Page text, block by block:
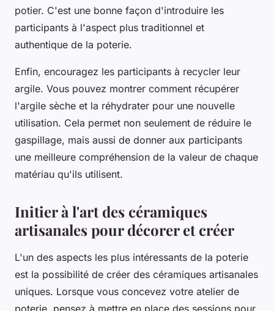
potier. C'est une bonne façon d'introduire les
participants à l'aspect plus traditionnel et
authentique de la poterie.
Enfin, encouragez les participants à recycler leur
argile. Vous pouvez montrer comment récupérer
l'argile sèche et la réhydrater pour une nouvelle
utilisation. Cela permet non seulement de réduire le
gaspillage, mais aussi de donner aux participants
une meilleure compréhension de la valeur de chaque
matériau qu'ils utilisent.
Initier à l'art des céramiques
artisanales pour décorer et créer
L'un des aspects les plus intéressants de la poterie
est la possibilité de créer des céramiques artisanales
uniques. Lorsque vous concevez votre atelier de
poterie, pensez à mettre en place des sessions pour